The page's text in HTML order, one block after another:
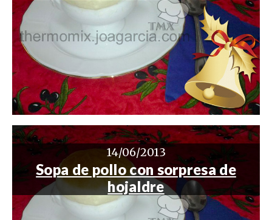
14/06/2013
Sopa de pollo con sorpresa de
hojaldre